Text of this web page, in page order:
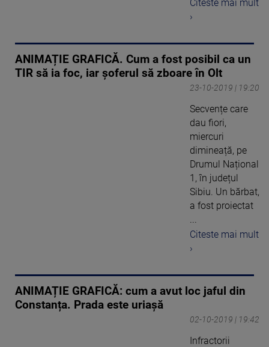
Citeste mai mult
›
ANIMAȚIE GRAFICĂ. Cum a fost posibil ca un
TIR să ia foc, iar şoferul să zboare în Olt
23-10-2019 | 19:20
Secvențe care
dau fiori,
miercuri
dimineață, pe
Drumul Național
1, în județul
Sibiu. Un bărbat,
a fost proiectat
...
Citeste mai mult
›
ANIMAȚIE GRAFICĂ: cum a avut loc jaful din
Constanța. Prada este uriaşă
02-10-2019 | 19:42
Infractorii